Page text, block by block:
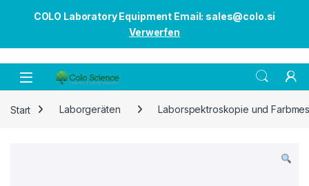
COLO Laboratory Equipment Email: sales@colo.si
Verwerfen
Open
Start Laborgeräten Laborspektroskopie und